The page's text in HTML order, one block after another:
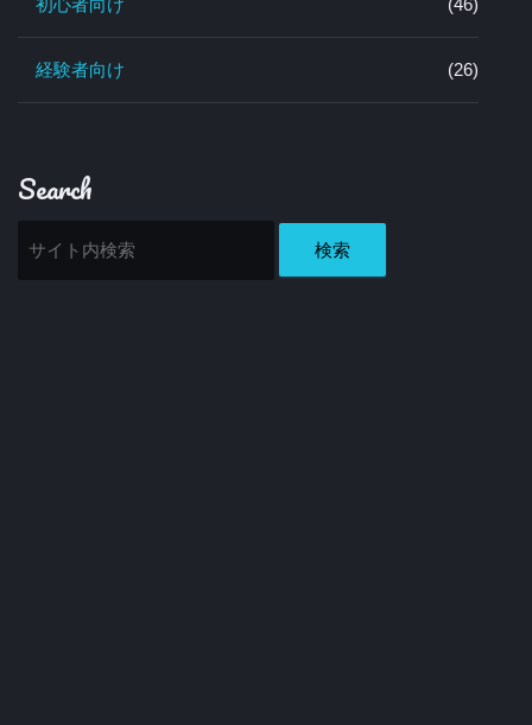
経験者向け (26)
Search